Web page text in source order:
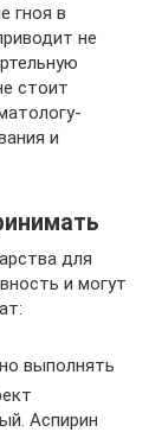
гноя в
не
стоит
и
для
и могут
выполнять
Аспирин